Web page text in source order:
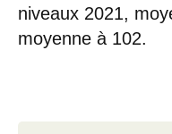
niveaux 2021,
moyenne à 102.